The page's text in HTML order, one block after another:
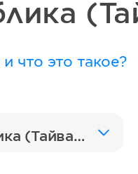
что это такое?
(Тайвань)